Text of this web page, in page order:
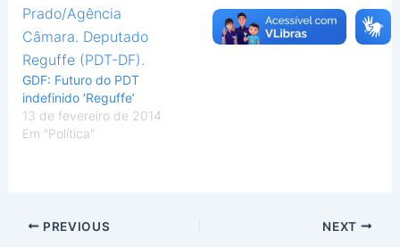
GDF: Futuro do PDT
indefinido ‘Reguffe’
13 de fevereiro de 2014
Em "Política"
PREVIOUS NEXT